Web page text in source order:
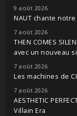
9 août 2026
NAUT chante
7 août 2026
THEN COMES
avec un nouveau
7 août 2026
Les machines de
7 août 2026
AESTHETIC
Villain Era